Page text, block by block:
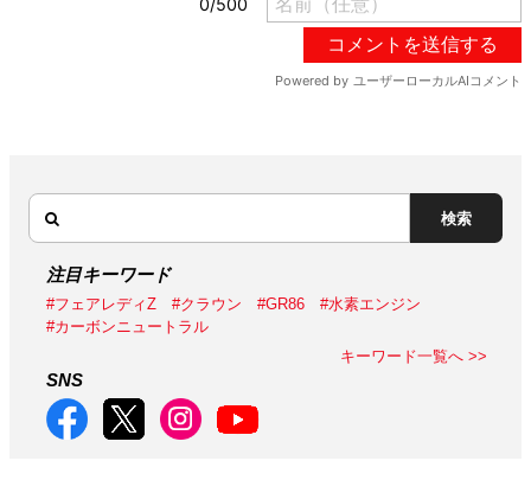
検索
注目キーワード
#フェアレディZ #クラウン #GR86
#水素エンジン
#カーボンニュートラル
キーワード一覧へ >>
SNS